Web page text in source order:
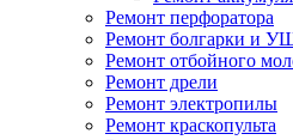
Ремонт перфоратора
Ремонт болгарки и
Ремонт отбойного
Ремонт дрели
Ремонт электропилы
Ремонт краскопульта